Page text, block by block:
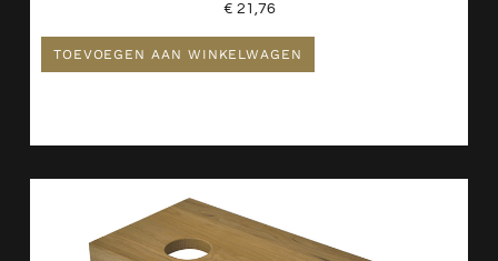
€ 21,76
TOEVOEGEN AAN WINKELWAGEN